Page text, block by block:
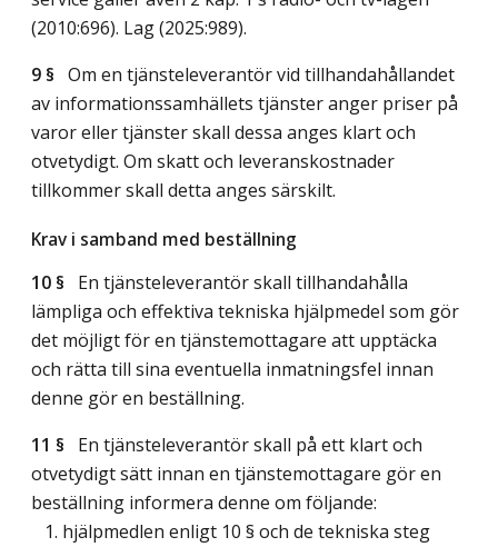
(2010:696). Lag (2025:989).
9 § Om en tjänsteleverantör vid tillhandahållandet
av informationssamhällets tjänster anger priser på
varor eller tjänster skall dessa anges klart och
otvetydigt. Om skatt och leveranskostnader
tillkommer skall detta anges särskilt.
Krav i samband med beställning
10 § En tjänsteleverantör skall tillhandahålla
lämpliga och effektiva tekniska hjälpmedel som gör
det möjligt för en tjänstemottagare att upptäcka
och rätta till sina eventuella inmatningsfel innan
denne gör en beställning.
11 § En tjänsteleverantör skall på ett klart och
otvetydigt sätt innan en tjänstemottagare gör en
beställning informera denne om följande:
1. hjälpmedlen enligt 10 § och de tekniska steg